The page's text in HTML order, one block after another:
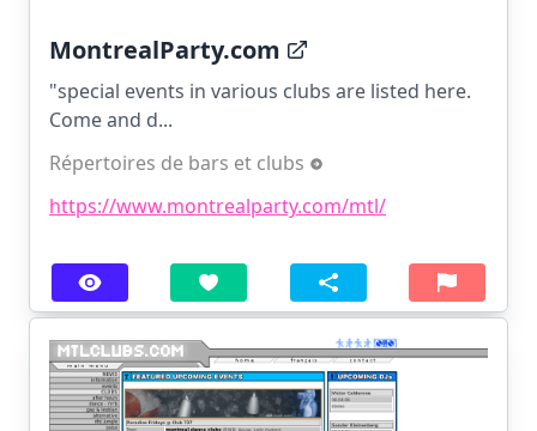
MontrealParty.com
"special events in various clubs are listed here.
Come and d...
Répertoires de bars et clubs
https://www.montrealparty.com/mtl/